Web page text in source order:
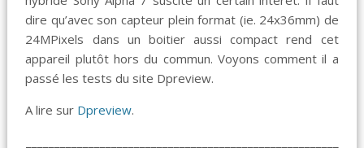
dire qu’avec son capteur plein format (ie. 24x36mm) de
24MPixels dans un boitier aussi compact rend cet
appareil plutôt hors du commun. Voyons comment il a
passé les tests du site Dpreview.
A lire sur Dpreview.